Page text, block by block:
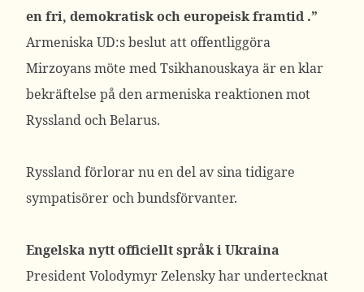
en fri, demokratisk och europeisk framtid .”
Armeniska UD:s beslut att offentliggöra
Mirzoyans möte med Tsikhanouskaya är en klar
bekräftelse på den armeniska reaktionen mot
Ryssland och Belarus.
Ryssland förlorar nu en del av sina tidigare
sympatisörer och bundsförvanter.
Engelska nytt officiellt språk i Ukraina
President Volodymyr Zelensky har undertecknat